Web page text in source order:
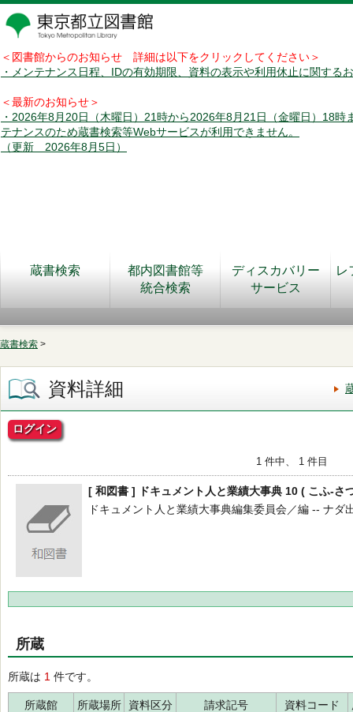
＜図書館からのお知らせ 詳細は以下をクリックしてください＞
・メンテナンス日程、IDの有効期限、資料の表示や利用休止に関する
＜最新のお知らせ＞
・2026年8月20日（木曜日）21時から2026年8月21日（金曜日）18時
テナンスのため蔵書検索等Webサービスが利用できません。
（更新 2026年8月5日）
蔵書検索
都内図書館等
統合検索
ディスカバリー
サービス
レ
蔵書検索 >
資料詳細
ログイン
1 件中、 1 件目
[ 和図書 ] ドキュメント人と業績大事典 10 ( こふ-さ
ドキュメント人と業績大事典編集委員会／編 -- ナダ
所蔵
所蔵は 1 件です。
所蔵館 所蔵場所 資料区分 請求記号 資料コード